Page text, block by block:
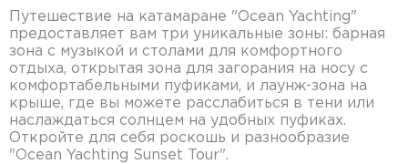
Путешествие на катамаране "Ocean Yachting"
предоставляет вам три уникальные зоны: барная
зона с музыкой и столами для комфортного
отдыха, открытая зона для загорания на носу с
комфортабельными пуфиками, и лаунж-зона на
крыше, где вы можете расслабиться в тени или
наслаждаться солнцем на удобных пуфиках.
Откройте для себя роскошь и разнообразие
"Ocean Yachting Sunset Tour".